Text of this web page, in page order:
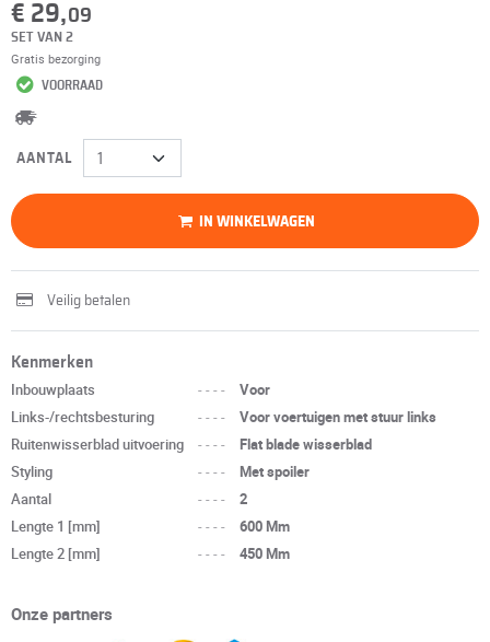
€ 29,09
SET VAN 2
Gratis bezorging
VOORRAAD
AANTAL
IN WINKELWAGEN
Veilig betalen
Kenmerken
Inbouwplaats ----
Voor
Links-/rechtsbesturing
----
Voor voertuigen met stuur links
Ruitenwisserblad uitvoering
----
Flat blade wisserblad
Styling
----
Met spoiler
Aantal
----
2
Lengte 1 [mm]
----
600 Mm
Lengte 2 [mm]
---- 450 Mm
Onze partners